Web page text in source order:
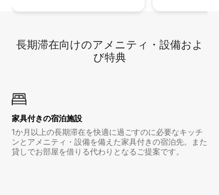
長期滞在向け⁠のア⁠メ⁠ニ⁠テ⁠ィ⁠・設⁠備⁠およ
び特⁠典
家具付き⁠の宿⁠泊⁠施⁠設
1か月以上の長期滞在を快適に過ごすのに必要なキッチ
ンとアメニティ・設備を備えた家具付きの宿泊先。また
貸しでお部屋を借りる代わりとなるご提案です。